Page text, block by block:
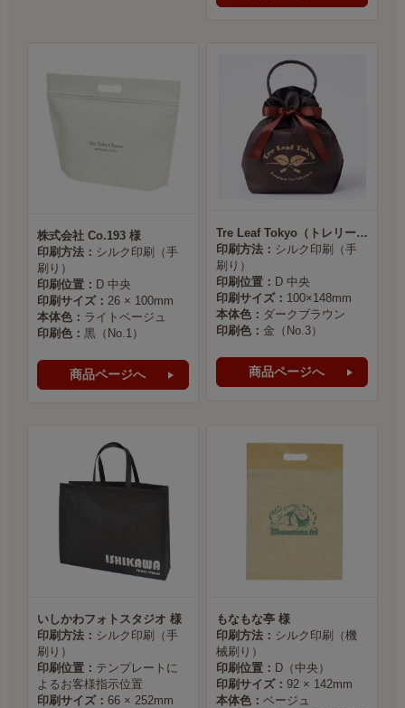
株式会社 Co.193 様
印刷方法： シルク印刷（手
刷り）
印刷位置： D 中央
印刷サイズ： 26 × 100mm
本体色： ライトベージュ
印刷色： 黒（No.1）
商品ページへ
Tre Leaf Tokyo（トレリーフ東京） 様
印刷方法： シルク印刷（手
刷り）
印刷位置： D 中央
印刷サイズ： 100×148mm
本体色： ダークブラウン
印刷色： 金（No.3）
商品ページへ
いしかわフォトスタジオ 様
印刷方法： シルク印刷（手
刷り）
印刷位置： テンプレートに
よるお客様指示位置
印刷サイズ： 66 × 252mm
もなもな亭 様
印刷方法： シルク印刷（機
械刷り）
印刷位置： D（中央）
印刷サイズ： 92 × 142mm
本体色： ベージュ